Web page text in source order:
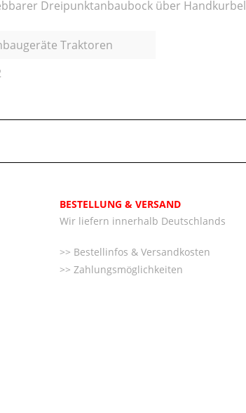
Dreipunktanbaubock über Handkurbel
Traktoren
BESTELLUNG & VERSAND
Wir liefern innerhalb Deutschlands
Bestellinfos & Versandkosten
Zahlungsmöglichkeiten